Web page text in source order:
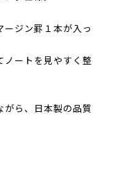
ジン罫１本が入っ
ノートを見やすく整
ら、日本製の品質